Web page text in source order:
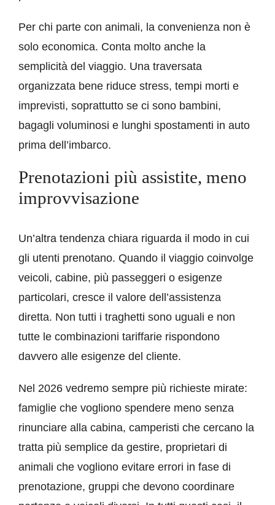
Per chi parte con animali, la convenienza non è
solo economica. Conta molto anche la
semplicità del viaggio. Una traversata
organizzata bene riduce stress, tempi morti e
imprevisti, soprattutto se ci sono bambini,
bagagli voluminosi e lunghi spostamenti in auto
prima dell’imbarco.
Prenotazioni più assistite, meno
improvvisazione
Un’altra tendenza chiara riguarda il modo in cui
gli utenti prenotano. Quando il viaggio coinvolge
veicoli, cabine, più passeggeri o esigenze
particolari, cresce il valore dell’assistenza
diretta. Non tutti i traghetti sono uguali e non
tutte le combinazioni tariffarie rispondono
davvero alle esigenze del cliente.
Nel 2026 vedremo sempre più richieste mirate:
famiglie che vogliono spendere meno senza
rinunciare alla cabina, camperisti che cercano la
tratta più semplice da gestire, proprietari di
animali che vogliono evitare errori in fase di
prenotazione, gruppi che devono coordinare